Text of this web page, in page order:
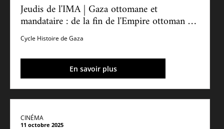
Jeudis de l'IMA | Gaza ottomane et
mandataire : de la fin de l'Empire ottoman à
la colonisation britannique (3/5)
Cycle Histoire de Gaza
En savoir plus
CINÉMA
11 octobre 2025